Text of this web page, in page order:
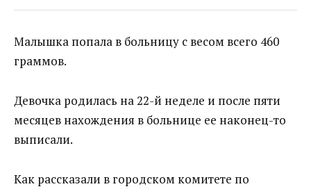
Малышка попала в больницу с весом всего 460
граммов.
Девочка родилась на 22-й неделе и после пяти
месяцев нахождения в больнице ее наконец-то
выписали.
Как рассказали в городском комитете по